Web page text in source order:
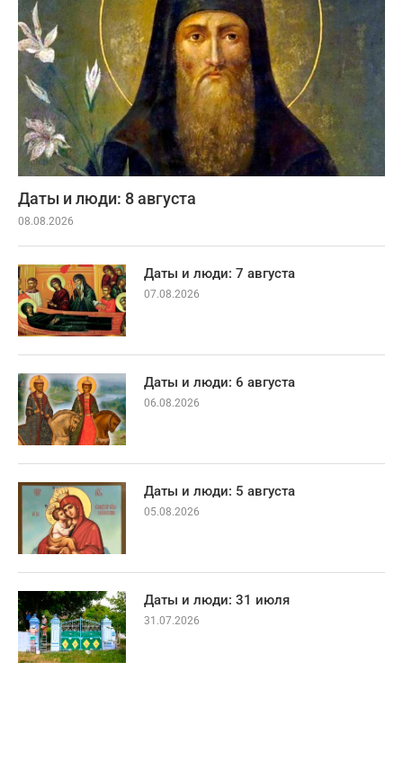
Даты и люди: 8 августа
08.08.2026
Даты и люди: 7 августа
07.08.2026
Даты и люди: 6 августа
06.08.2026
Даты и люди: 5 августа
05.08.2026
Даты и люди: 31 июля
31.07.2026